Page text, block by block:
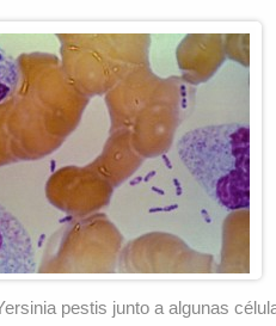
pestis junto a algunas